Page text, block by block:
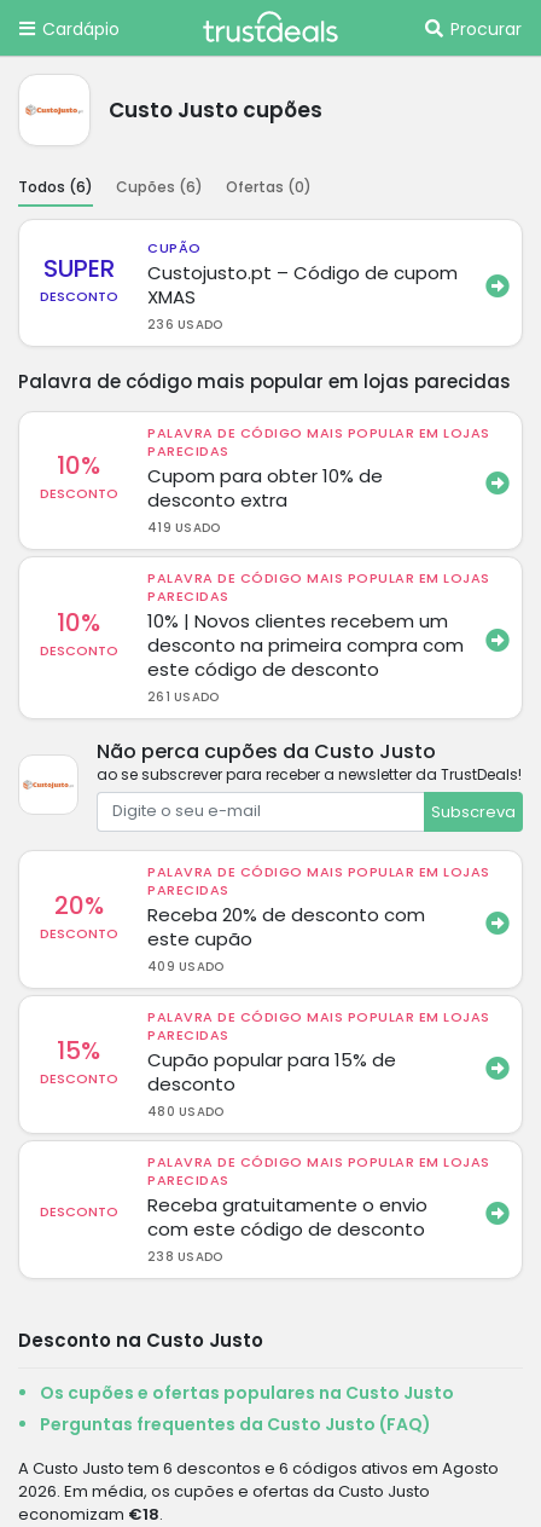
Cardápio Procurar
Custo Justo cupões
Todos (6) Cupões (6) Ofertas (0)
SUPER
DESCONTO
CUPÃO
Custojusto.pt – Código de cupom
XMAS
236 USADO
Palavra de código mais popular em lojas parecidas
10%
DESCONTO
PALAVRA DE CÓDIGO MAIS POPULAR EM LOJAS
PARECIDAS
Cupom para obter 10% de
desconto extra
419 USADO
10%
DESCONTO
PALAVRA DE CÓDIGO MAIS POPULAR EM LOJAS
PARECIDAS
10% | Novos clientes recebem um
desconto na primeira compra com
este código de desconto
261 USADO
Não perca cupões da Custo Justo
ao se subscrever para receber a newsletter da TrustDeals!
Subscreva
20%
DESCONTO
PALAVRA DE CÓDIGO MAIS POPULAR EM LOJAS
PARECIDAS
Receba 20% de desconto com
este cupão
409 USADO
15%
DESCONTO
PALAVRA DE CÓDIGO MAIS POPULAR EM LOJAS
PARECIDAS
Cupão popular para 15% de
desconto
480 USADO
DESCONTO
PALAVRA DE CÓDIGO MAIS POPULAR EM LOJAS
PARECIDAS
Receba gratuitamente o envio
com este código de desconto
238 USADO
Desconto na Custo Justo
Os cupões e ofertas populares na Custo Justo
Perguntas frequentes da Custo Justo (FAQ)
A Custo Justo tem 6 descontos e 6 códigos ativos em Agosto
2026. Em média, os cupões e ofertas da Custo Justo
economizam €18.